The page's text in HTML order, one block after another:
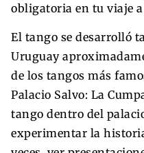
obligatoria en tu viaje
El tango se desarrolló
Uruguay
de los tangos más
Palacio Salvo: La
tango dentro del
experimentar la